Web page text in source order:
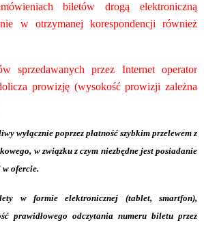
biletów drogą elektroniczną
w otrzymanej korespondencji również
sprzedawanych przez Internet operator
prowizję (wysokość prowizji zależna
wyłącznie poprzez płatność szybkim przelewem z
w związku z czym niezbędne jest posiadanie
w ofercie.
w formie elektronicznej (tablet, smartfon),
prawidłowego odczytania numeru biletu przez